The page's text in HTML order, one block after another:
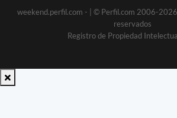
weekend.perfil.com -
| © Perfil.com 2006-
reservados
Registro de Propiedad